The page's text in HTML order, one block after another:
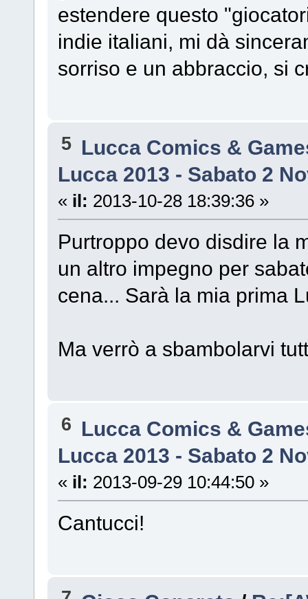
estendere questo
indie italiani, mi dà
sorriso e un abbraccio, si
5 Lucca Comics &
Lucca 2013 - Sabato 2
« il: 2013-10-28 18:39:36 »
Purtroppo devo disdire la
un altro impegno per
cena... Sarà la mia prima
Ma verrò a sbambolarvi
6 Lucca Comics &
Lucca 2013 - Sabato 2
« il: 2013-09-29 10:44:50 »
Cantucci!